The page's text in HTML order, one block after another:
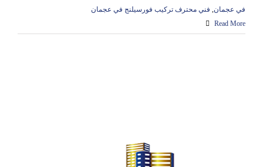
في عجمان, فني محترف تركيب فورسيلنج في عجمان
Read More